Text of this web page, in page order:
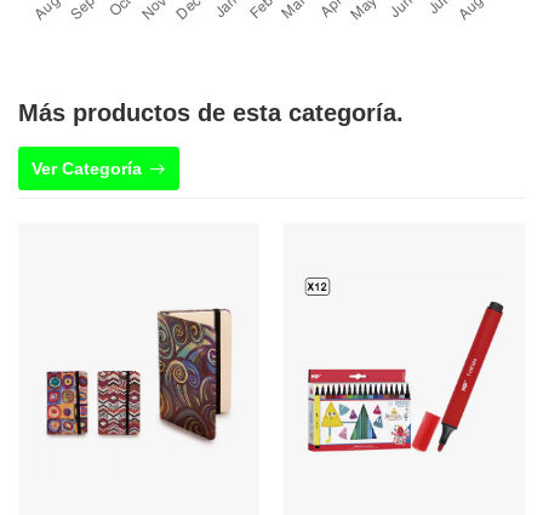
Más productos de esta categoría.
Ver Categoría